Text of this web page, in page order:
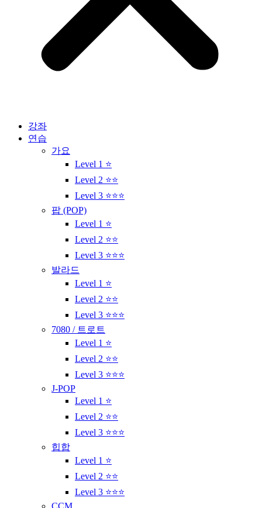
강좌
연습
가요
Level 1 ⭐
Level 2 ⭐⭐
Level 3 ⭐⭐⭐
팝 (POP)
Level 1 ⭐
Level 2 ⭐⭐
Level 3 ⭐⭐⭐
발라드
Level 1 ⭐
Level 2 ⭐⭐
Level 3 ⭐⭐⭐
7080 / 트로트
Level 1 ⭐
Level 2 ⭐⭐
Level 3 ⭐⭐⭐
J-POP
Level 1 ⭐
Level 2 ⭐⭐
Level 3 ⭐⭐⭐
힙합
Level 1 ⭐
Level 2 ⭐⭐
Level 3 ⭐⭐⭐
CCM